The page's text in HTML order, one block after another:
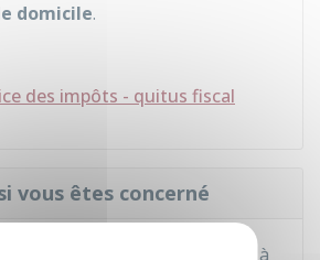
domicile.
des impôts - quitus fiscal
vous êtes concerné
due sera exclusivement à